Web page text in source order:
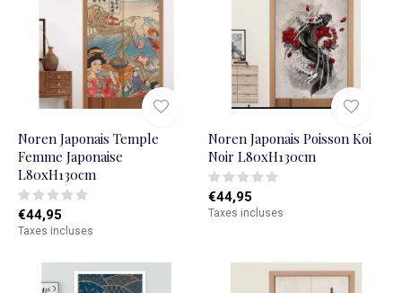
Noren Japonais Temple
Femme Japonaise
L80xH130cm
€44,95
Taxes incluses
Noren Japonais Poisson Koi
Noir L80xH130cm
€44,95
Taxes incluses